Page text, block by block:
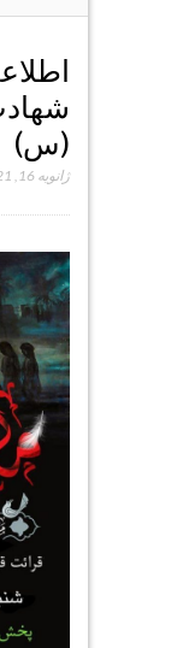
(س)
ژانویه 16, 2021